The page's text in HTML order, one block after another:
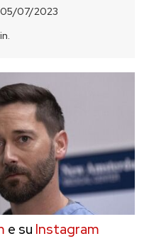
05/07/2023
e su Instagram